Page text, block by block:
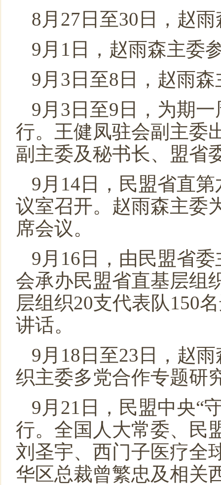
8月27日至30日，赵
9月1日，赵雨森主委
9月3日至8日，赵雨
9月3日至9日，为期
行。王健凤驻会副主委
副主委及秘书长、盟省
9月14日，民盟省直
议室召开。赵雨森主委
席会议。
9月16日，由民盟省
会承办民盟省直基层组
层组织20支代表队150
讲话。
9月18日至23日，赵
织主委多党合作专题研
9月21日，民盟中央“
行。全国人大常委、民
刘圣宇、西门子医疗全
华区总裁曾繁忠及相关